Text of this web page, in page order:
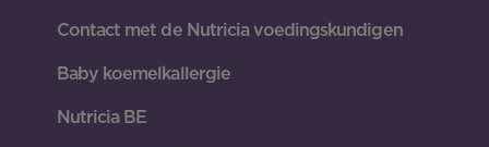
Contact met de Nutricia voedingskundigen
Baby koemelkallergie
Nutricia BE